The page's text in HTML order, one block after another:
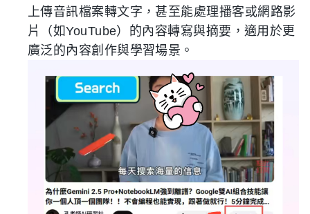
上傳音訊檔案轉文字，甚至能處理播客或網路影
片（如YouTube）的內容轉寫與摘要，適用於更
廣泛的內容創作與學習場景。